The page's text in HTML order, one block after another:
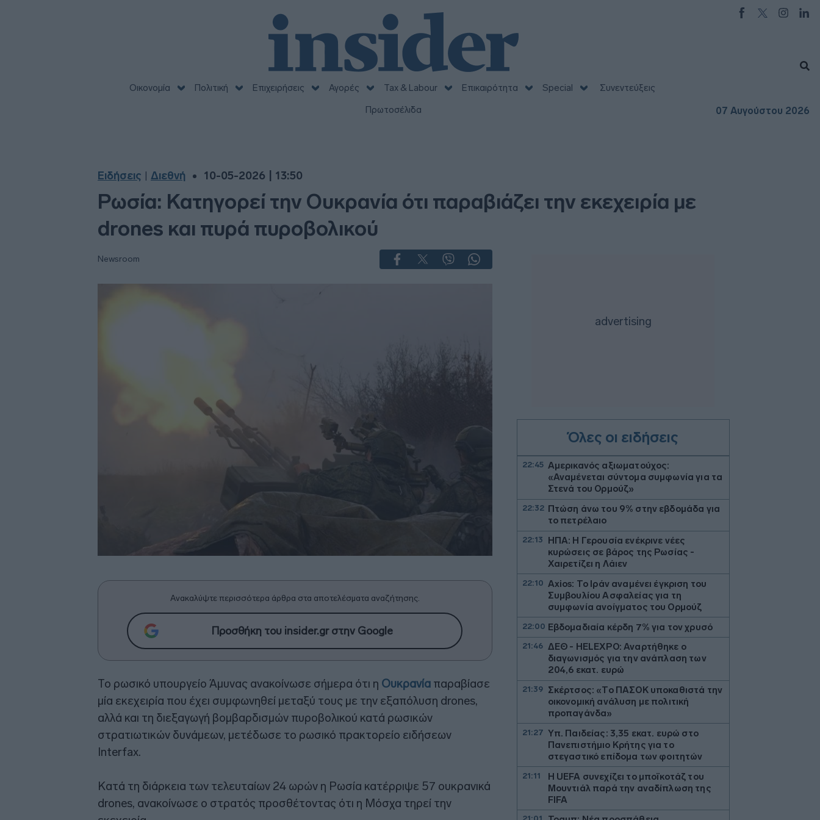
Οικονομία Πολιτική Επιχειρήσεις Αγορές Tax & Labour Επικαιρότητα Special
Συνεντεύξεις
Πρωτοσέλιδα
07 Αυγούστου 2026
Ειδήσεις Διεθνή 10-05-2026 | 13:50
Ρωσία: Κατηγορεί την Ουκρανία ότι παραβιάζει την εκεχειρία με
drones και πυρά πυροβολικού
Newsroom
Ανακαλύψτε περισσότερα άρθρα στα αποτελέσματα αναζήτησης.
Προσθήκη του insider.gr στην Google
Το ρωσικό υπουργείο Άμυνας ανακοίνωσε σήμερα ότι η Ουκρανία παραβίασε
μία εκεχειρία που έχει συμφωνηθεί μεταξύ τους με την εξαπόλυση drones,
αλλά και τη διεξαγωγή βομβαρδισμών πυροβολικού κατά ρωσικών
στρατιωτικών δυνάμεων, μετέδωσε το ρωσικό πρακτορείο ειδήσεων
Interfax.
Κατά τη διάρκεια των τελευταίων 24 ωρών η Ρωσία κατέρριψε 57 ουκρανικά
drones, ανακοίνωσε ο στρατός προσθέτοντας ότι η Μόσχα τηρεί την
Όλες οι ειδήσεις
22:45 Αμερικανός αξιωματούχος:
«Αναμένεται σύντομα συμφωνία για τα
Στενά του Ορμούζ»
22:32 Πτώση άνω του 9% στην εβδομάδα για
το πετρέλαιο
22:13
ΗΠΑ: Η Γερουσία ενέκρινε νέες
κυρώσεις σε βάρος της Ρωσίας -
Χαιρετίζει η Λάιεν
22:10 Axios: Το Ιράν αναμένει έγκριση του
Συμβουλίου Ασφαλείας για τη
συμφωνία ανοίγματος του Ορμούζ
22:00 Εβδομαδιαία κέρδη 7% για τον χρυσό
21:46 ΔΕΘ - HELEXPO: Αναρτήθηκε ο
διαγωνισμός για την ανάπλαση των
204,6 εκατ. ευρώ
21:39
Σκέρτσος: «Το ΠΑΣΟΚ υποκαθιστά την
οικονομική ανάλυση με πολιτική
προπαγάνδα»
21:27 Υπ. Παιδείας: 3,35 εκατ. ευρώ στο
Πανεπιστήμιο Κρήτης για το
στεγαστικό επίδομα των φοιτητών
21:11
Η UEFA συνεχίζει το μποϊκοτάζ του
Μουντιάλ παρά την αναδίπλωση της
FIFA